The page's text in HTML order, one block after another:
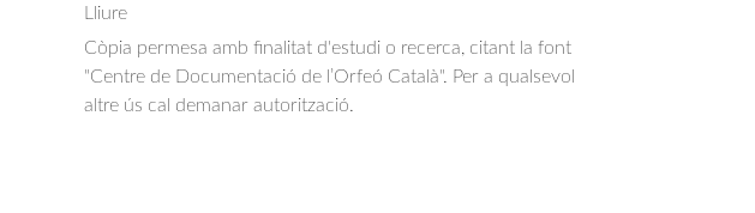
Lliure
Còpia permesa amb finalitat d'estudi o recerca, citant la font
"Centre de Documentació de l’Orfeó Català". Per a qualsevol
altre ús cal demanar autorització.